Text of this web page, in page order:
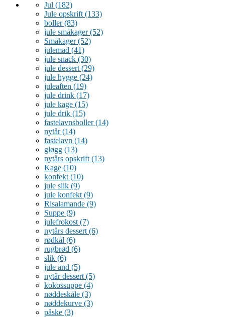
Jul (182)
Jule opskrift (133)
boller(83)
jule småkager(52)
Småkager(52)
julemad (41)
jule snack (30)
jule dessert (29)
jule hygge (24)
juleaften (19)
jule drink (17)
jule kage (15)
jule drik (15)
fastelavnsboller(14)
nytår(14)
fastelavn (14)
gløgg (13)
nytårs opskrift (13)
Kage (10)
konfekt (10)
jule slik (9)
jule konfekt (9)
Risalamande (9)
Suppe (9)
julefrokost (7)
nytårs dessert (6)
rødkål (6)
rugbrød (6)
slik (6)
jule and (5)
nytår dessert (5)
kokossuppe (4)
nøddeskåle (3)
nøddekurve (3)
påske (3)